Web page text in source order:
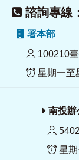
諮詢專線
署本部
100210
星期一至
南投辦
星